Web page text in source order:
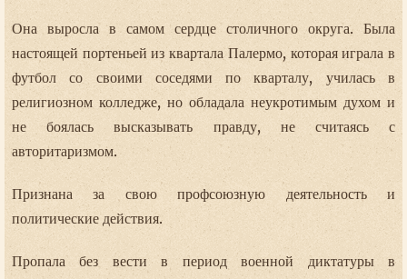
Она выросла в самом сердце столичного округа. Была
настоящей портеньей из квартала Палермо, которая играла в
футбол со своими соседями по кварталу, училась в
религиозном колледже, но обладала неукротимым духом и
не боялась высказывать правду, не считаясь с
авторитаризмом.
Признана за свою профсоюзную деятельность и
политические действия.
Пропала без вести в период военной диктатуры в